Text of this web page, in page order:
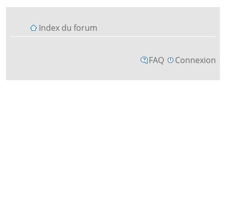
Index du forum
FAQ Connexion